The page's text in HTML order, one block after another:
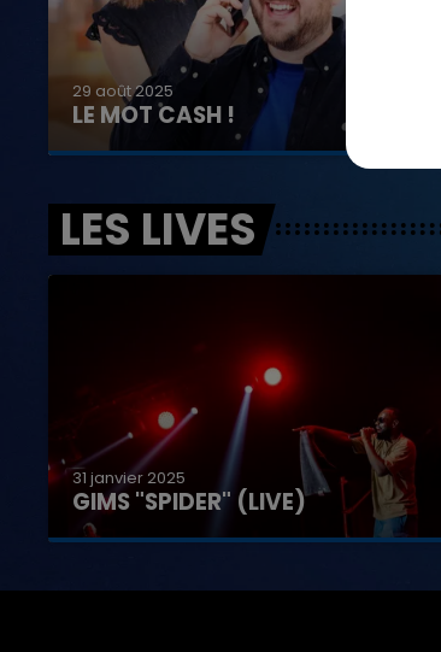
29 août 2025
LE MOT CASH !
LES LIVES
31 janvier 2025
GIMS "SPIDER" (LIVE)